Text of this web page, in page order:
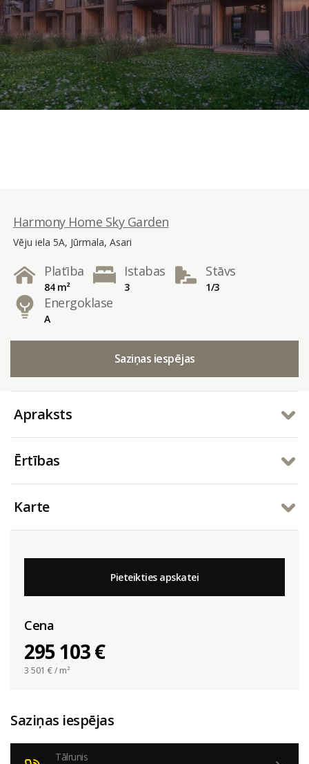
Harmony Home Sky Garden
Vēju iela 5A, Jūrmala, Asari
Platība
84 m²
Istabas
3
Stāvs
1/3
Energoklase
A
Saziņas iespējas
Apraksts
Ērtības
Karte
Pieteikties apskatei
Cena
295 103 €
3 501 € / m²
Saziņas iespējas
Tālrunis